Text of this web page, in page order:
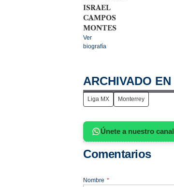
ISRAEL
CAMPOS
MONTES
Ver
biografía
ARCHIVADO EN
Liga MX Monterrey
Únete a nuestro canal
Comentarios
Nombre *